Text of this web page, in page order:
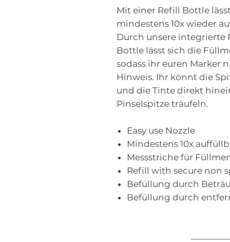
Mit einer Refill Bottle
mindestens 10x wieder
Durch unsere integrierte
Bottle lässt sich die
sodass ihr euren Marker
Hinweis. Ihr könnt die
und die Tinte direkt
Pinselspitze träufeln.
Easy use Nozzle
Mindestens 10x
Messstriche für
Refill with secure non
Befüllung durch
Befüllung durch